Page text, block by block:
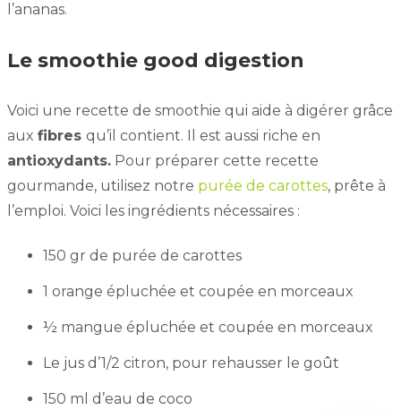
l’ananas.
Le smoothie good digestion
Voici une recette de smoothie qui aide à digérer grâce
aux fibres qu’il contient. Il est aussi riche en
antioxydants. Pour préparer cette recette
gourmande, utilisez notre purée de carottes, prête à
l’emploi. Voici les ingrédients nécessaires :
150 gr de purée de carottes
1 orange épluchée et coupée en morceaux
½ mangue épluchée et coupée en morceaux
Le jus d’1/2 citron, pour rehausser le goût
150 ml d’eau de coco